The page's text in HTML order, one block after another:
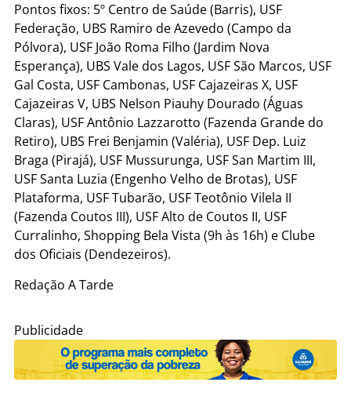
Pontos fixos: 5º Centro de Saúde (Barris), USF
Federação, UBS Ramiro de Azevedo (Campo da
Pólvora), USF João Roma Filho (Jardim Nova
Esperança), UBS Vale dos Lagos, USF São Marcos, USF
Gal Costa, USF Cambonas, USF Cajazeiras X, USF
Cajazeiras V, UBS Nelson Piauhy Dourado (Águas
Claras), USF Antônio Lazzarotto (Fazenda Grande do
Retiro), UBS Frei Benjamin (Valéria), USF Dep. Luiz
Braga (Pirajá), USF Mussurunga, USF San Martim III,
USF Santa Luzia (Engenho Velho de Brotas), USF
Plataforma, USF Tubarão, USF Teotônio Vilela II
(Fazenda Coutos III), USF Alto de Coutos II, USF
Curralinho, Shopping Bela Vista (9h às 16h) e Clube
dos Oficiais (Dendezeiros).
Redação A Tarde
Publicidade